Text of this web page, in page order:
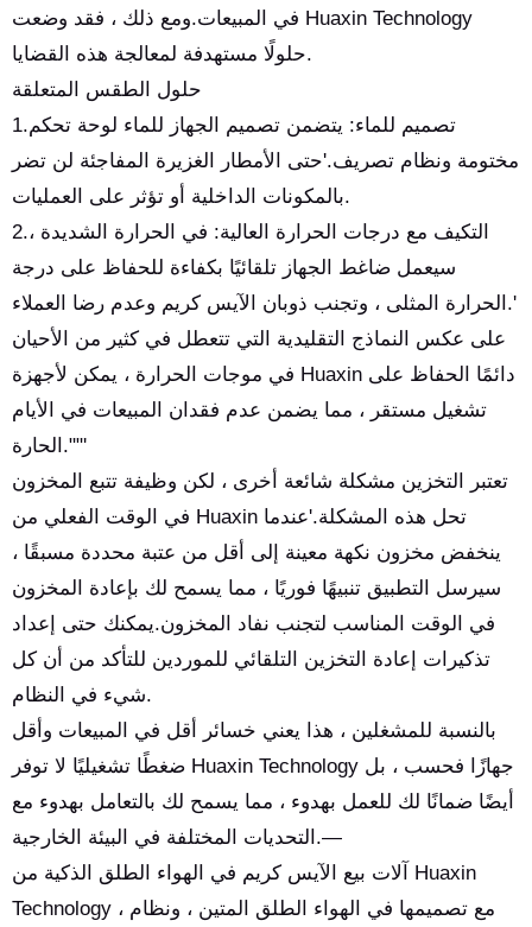
في المبيعات.ومع ذلك ، فقد وضعت Huaxin Technology
حلولًا مستهدفة لمعالجة هذه القضايا.
حلول الطقس المتعلقة
1.تصميم للماء: يتضمن تصميم الجهاز للماء لوحة تحكم
مختومة ونظام تصريف.'حتى الأمطار الغزيرة المفاجئة لن تضر
بالمكونات الداخلية أو تؤثر على العمليات.
2.التكيف مع درجات الحرارة العالية: في الحرارة الشديدة ،
سيعمل ضاغط الجهاز تلقائيًا بكفاءة للحفاظ على درجة
الحرارة المثلى ، وتجنب ذوبان الآيس كريم وعدم رضا العملاء.'
على عكس النماذج التقليدية التي تتعطل في كثير من الأحيان
في موجات الحرارة ، يمكن لأجهزة Huaxin دائمًا الحفاظ على
تشغيل مستقر ، مما يضمن عدم فقدان المبيعات في الأيام
الحارة.""'
تعتبر التخزين مشكلة شائعة أخرى ، لكن وظيفة تتبع المخزون
في الوقت الفعلي من Huaxin تحل هذه المشكلة.'عندما
ينخفض مخزون نكهة معينة إلى أقل من عتبة محددة مسبقًا ،
سيرسل التطبيق تنبيهًا فوريًا ، مما يسمح لك بإعادة المخزون
في الوقت المناسب لتجنب نفاد المخزون.يمكنك حتى إعداد
تذكيرات إعادة التخزين التلقائي للموردين للتأكد من أن كل
شيء في النظام.
بالنسبة للمشغلين ، هذا يعني خسائر أقل في المبيعات وأقل
ضغطًا تشغيليًا لا توفر Huaxin Technology جهازًا فحسب ، بل
أيضًا ضمانًا لك للعمل بهدوء ، مما يسمح لك بالتعامل بهدوء مع
التحديات المختلفة في البيئة الخارجية.—
آلات بيع الآيس كريم في الهواء الطلق الذكية من Huaxin
Technology ، مع تصميمها في الهواء الطلق المتين ، ونظام